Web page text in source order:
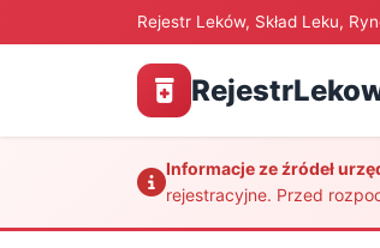
Rejestr Leków, Skład Leku,
Informacje ze źródeł
rejestracyjne. Przed